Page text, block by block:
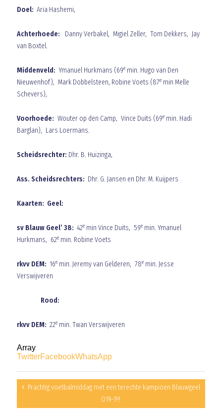
Doel: Aria Hashemi,
Achterhoede:
Danny Verbakel, Migiel Zeller, Tom Dekkers, Jay
van Boxtel.
Middenveld: Ymanuel Hurkmans (69emin. Hugo van Den
Nieuwenhof), Mark Dobbelsteen, Robine Voets (87emin Melle
Schevers),
Voorhoede: Wouter op den Camp, Vince Duits (69emin. Hadi
Barglan), Lars Loermans.
Scheidsrechter: Dhr. B. Huizinga,
Ass. Scheidsrechters: Dhr. G. Jansen en Dhr. M. Kuijpers
Kaarten: Geel:
sv Blauw Geel’ 38: 42emin Vince Duits, 59emin. Ymanuel
Hurkmans, 62emin. Robine Voets
rkvv DEM: 16emin. Jeremy van Gelderen, 78emin. Jesse
Verswijveren
Rood:
rkvv DEM: 22emin. Twan Verswijveren
Array
TwitterFacebookWhatsApp
Prachtig voetbalmiddag met een terechte kampioen Blauwgeel
O19-1!!!